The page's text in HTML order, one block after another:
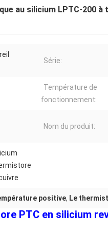
au silicium LPTC-200
Série:
Température de
fonctionnement:
Nom du produit:
positive, Le
PTC en silicium